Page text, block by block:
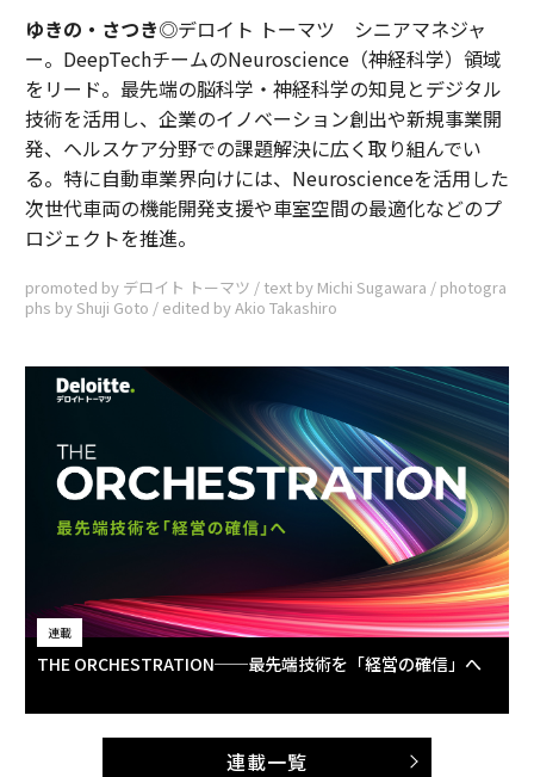
ゆきの・さつき◎デロイト トーマツ シニアマネジャ
ー。DeepTechチームのNeuroscience（神経科学）領域
をリード。最先端の脳科学・神経科学の知見とデジタル
技術を活用し、企業のイノベーション創出や新規事業開
発、ヘルスケア分野での課題解決に広く取り組んでい
る。特に自動車業界向けには、Neuroscienceを活用した
次世代車両の機能開発支援や車室空間の最適化などのプ
ロジェクトを推進。
promoted by デロイト トーマツ / text by Michi Sugawara / photogra
phs by Shuji Goto / edited by Akio Takashiro
連載
THE ORCHESTRATION──最先端技術を「経営の確信」へ
連載一覧